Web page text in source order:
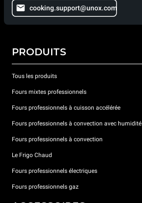
cooking.support@unox.com
PRODUITS
Tous les produits
Fours mixtes professionnels
Fours professionnels à cuisson accélérée
Fours professionnels à convection avec humidité
Fours professionnels à convection
Le Frigo Chaud
Fours professionnels électriques
Fours professionnels gaz